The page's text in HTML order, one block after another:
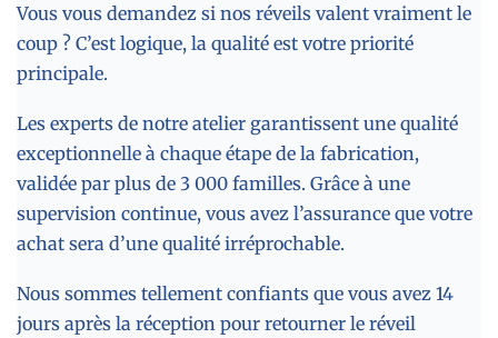
Vous vous demandez si nos réveils valent vraiment le
coup ? C’est logique, la qualité est votre priorité
principale.
Les experts de notre atelier garantissent une qualité
exceptionnelle à chaque étape de la fabrication,
validée par plus de 3 000 familles. Grâce à une
supervision continue, vous avez l’assurance que votre
achat sera d’une qualité irréprochable.
Nous sommes tellement confiants que vous avez 14
jours après la réception pour retourner le réveil